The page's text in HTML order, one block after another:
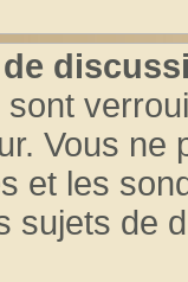
Vous
et les
sujets de